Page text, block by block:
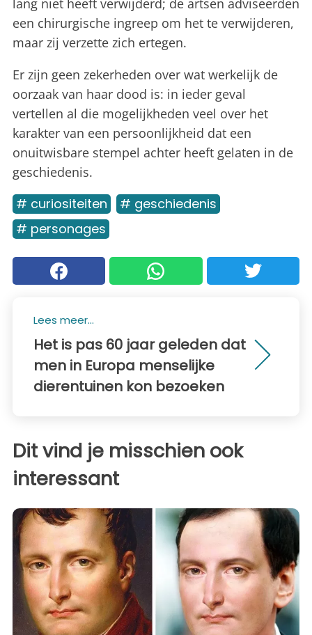
lang niet heeft verwijderd; de artsen adviseerden
een chirurgische ingreep om het te verwijderen,
maar zij verzette zich ertegen.
Er zijn geen zekerheden over wat werkelijk de
oorzaak van haar dood is: in ieder geval
vertellen al die mogelijkheden veel over het
karakter van een persoonlijkheid dat een
onuitwisbare stempel achter heeft gelaten in de
geschiedenis.
# curiositeiten
# geschiedenis
# personages
Lees meer...
Het is pas 60 jaar geleden dat
men in Europa menselijke
dierentuinen kon bezoeken
Dit vind je misschien ook
interessant